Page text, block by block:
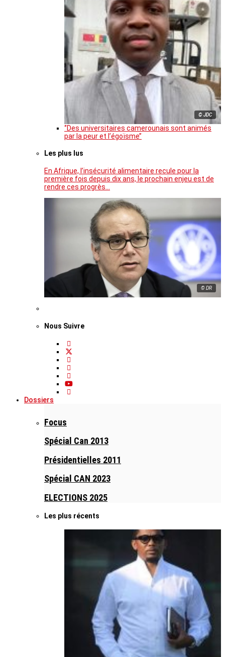
© JDC
‘’Des universitaires camerounais sont animés
par la peur et l’égoïsme’’
Les plus lus
En Afrique, l’insécurité alimentaire recule pour la
première fois depuis dix ans, le prochain enjeu est de
rendre ces progrès…
© DR
Nous Suivre
Dossiers
Focus
Spécial Can 2013
Présidentielles 2011
Spécial CAN 2023
ELECTIONS 2025
Les plus récents